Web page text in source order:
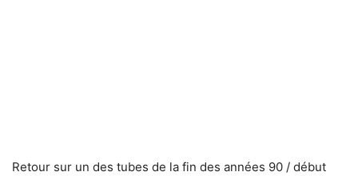
Retour sur un des tubes de la fin des années 90 / début